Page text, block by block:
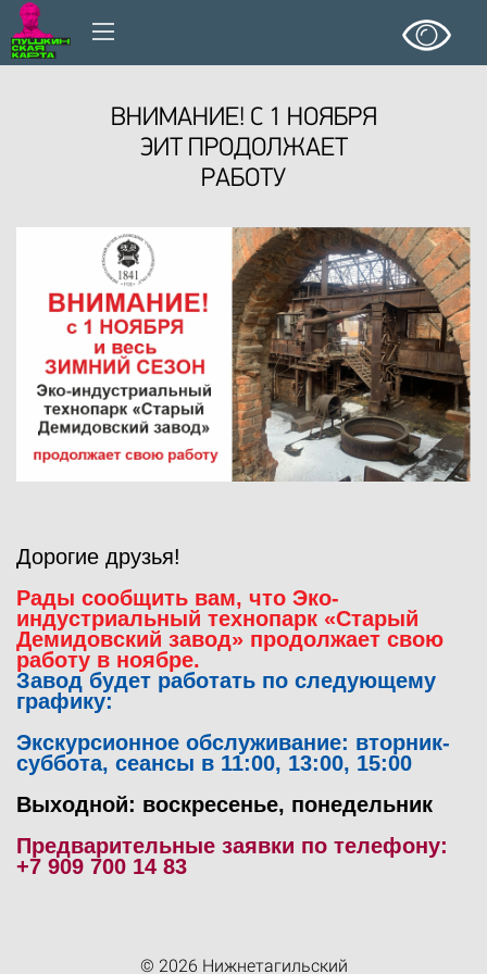
ВНИМАНИЕ! С 1 НОЯБРЯ
ЭИТ ПРОДОЛЖАЕТ
РАБОТУ
Дорогие друзья!
Рады сообщить вам, что Эко-
индустриальный технопарк «Старый
Демидовский завод» продолжает свою
работу в ноябре.
Завод будет работать по следующему
графику:
Экскурсионное обслуживание: вторник-
суббота, сеансы в 11:00, 13:00, 15:00
Выходной: воскресенье, понедельник
Предварительные заявки по телефону:
+7 909 700 14 83
© 2026 Нижнетагильский